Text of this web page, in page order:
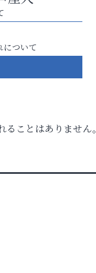
しませんか？
について
ことはありません。